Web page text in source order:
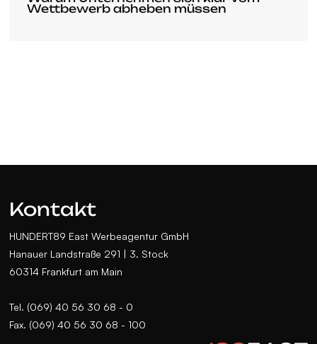
Wettbewerb abheben müssen
Kontakt
HUNDERT89 East Werbeagentur GmbH
Hanauer Landstraße 291 | 3. Stock
60314 Frankfurt am Main
Tel. (069) 40 56 30 68 - 0
Fax. (069) 40 56 30 68 - 100